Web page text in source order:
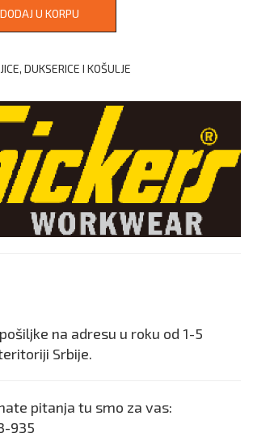
DUKSERICE I KOŠULJE
na adresu u roku od 1-5
Srbije.
pitanja tu smo za vas:
935